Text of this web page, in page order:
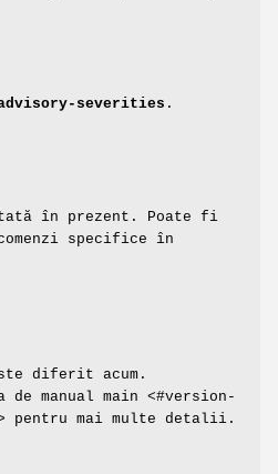
severities .
în prezent. Poate fi
specifice în
diferit acum.
manual main <#version-
pentru mai multe detalii.